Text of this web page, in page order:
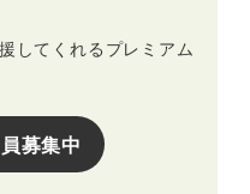
してくれるプレミアム
募集中